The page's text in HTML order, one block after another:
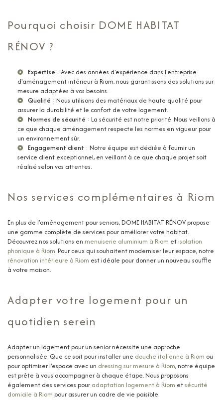
Pourquoi choisir DOME HABITAT
RÉNOV ?
Expertise : Avec des années d'expérience dans l'entreprise
d'aménagement intérieur à Riom, nous garantissons des solutions sur
mesure adaptées à vos besoins.
Qualité : Nous utilisons des matériaux de haute qualité pour
assurer la durabilité et le confort de votre logement.
Normes de sécurité : La sécurité est notre priorité. Nous veillons à
ce que chaque aménagement respecte les normes en vigueur pour
un environnement sûr.
Engagement client : Notre équipe est dédiée à fournir un
service client exceptionnel, en veillant à ce que chaque projet soit
réalisé selon vos attentes.
Nos services complémentaires à Riom
En plus de l'aménagement pour seniors, DOME HABITAT RÉNOV propose
une gamme complète de services pour améliorer votre habitat.
Découvrez nos solutions en menuiserie aluminium à Riom et isolation
phonique à Riom. Pour ceux qui souhaitent moderniser leur espace, notre
rénovation intérieure à Riom est idéale pour donner un nouveau souffle
à votre maison.
Adapter votre logement pour un
quotidien serein
Adapter un logement pour un senior nécessite une approche
personnalisée. Que ce soit pour installer une douche italienne à Riom ou
pour optimiser l'espace avec un dressing sur mesure à Riom, notre équipe
est prête à vous accompagner à chaque étape. Nous proposons
également des services pour adaptation logement à Riom etsécurité
domicile à Riom pour assurer un cadre de vie paisible.